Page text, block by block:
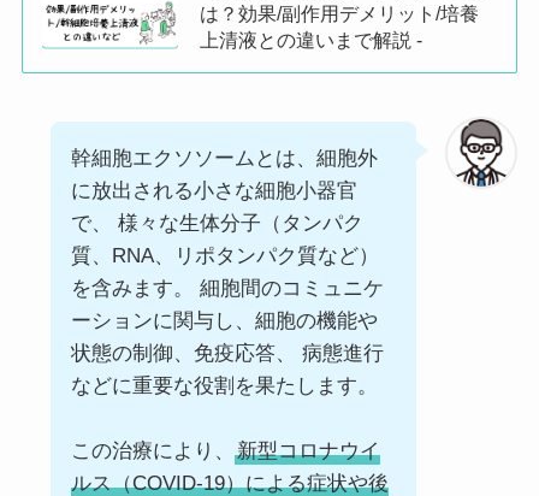
は？効果/副作用デメリット/培養
上清液との違いまで解説 -
幹細胞エクソソームとは、細胞外
に放出される小さな細胞小器官
で、 様々な生体分子（タンパク
質、RNA、リポタンパク質など）
を含みます。 細胞間のコミュニケ
ーションに関与し、細胞の機能や
状態の制御、免疫応答、 病態進行
などに重要な役割を果たします。
この治療により、
新型コロナウイ
ルス（COVID-19）による症状や後